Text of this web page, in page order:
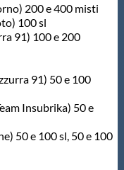
200 e 400 misti
100 sl
91) 100 e 200
91) 50 e 100
Insubrika) 50 e
50 e 100 sl, 50 e 100